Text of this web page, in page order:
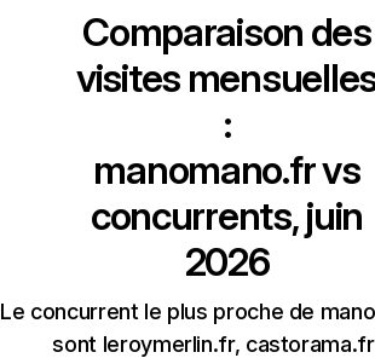
Comparaison des
visites
:
manomano.frvs
concurrents, juin
2026
Le concurrent le plus proche de
sont leroymerlin.fr,